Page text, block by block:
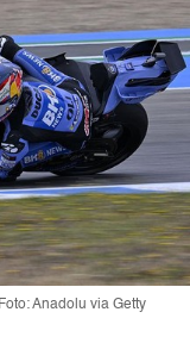
Anadolu via Getty